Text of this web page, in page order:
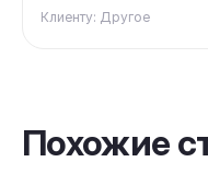
Клиенту: Другое
Похожие